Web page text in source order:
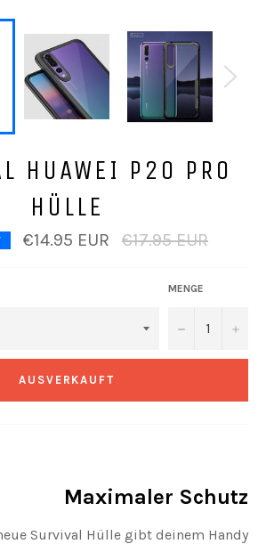
HUAWEI P20 PRO
HÜLLE
€14.95 EUR
Normaler
Preis
€17.95 EUR
MENGE
− +
AUSVERKAUFT
Maximaler Schutz
Survival Hülle gibt deinem Handy